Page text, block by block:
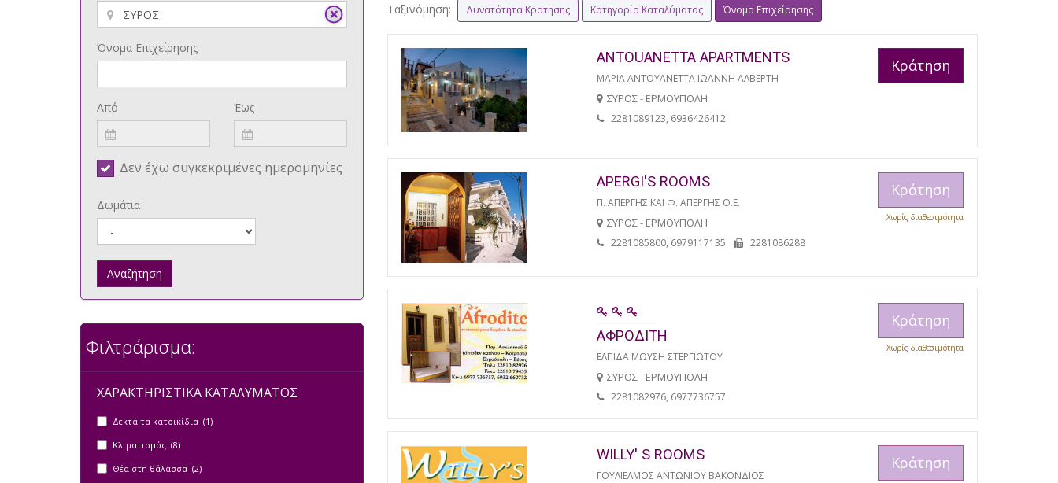
Όνομα Επιχείρησης
Από Έως
Δεν έχω συγκεκριμένες ημερομηνίες
Δωμάτια
Αναζήτηση
Φιλτράρισμα:
ΧΑΡΑΚΤΗΡΙΣΤΙΚΑ ΚΑΤΑΛΥΜΑΤΟΣ
Δεκτά τα κατοικίδια (1)
Κλιματισμός (8)
Θέα στη θάλασσα (2)
Ταξινόμηση: Δυνατότητα Κρατησης Κατηγορία Καταλύματος Όνομα Επιχείρησης
ANTOUANETTA APARTMENTS
ΜΑΡΙΑ ΑΝΤΟΥΑΝΕΤΤΑ ΙΩΑΝΝΗ ΑΛΒΕΡΤΗ
ΣΥΡΟΣ - ΕΡΜΟΥΠΟΛΗ
2281089123, 6936426412
Κράτηση
APERGI'S ROOMS
Π. ΑΠΕΡΓΗΣ ΚΑΙ Φ. ΑΠΕΡΓΗΣ Ο.Ε.
ΣΥΡΟΣ - ΕΡΜΟΥΠΟΛΗ
2281085800, 6979117135 2281086288
Κράτηση
Χωρίς διαθεσιμότητα
ΑΦΡΟΔΙΤΗ
ΕΛΠΙΔΑ ΜΩΥΣΗ ΣΤΕΡΓΙΩΤΟΥ
ΣΥΡΟΣ - ΕΡΜΟΥΠΟΛΗ
2281082976, 6977736757
Κράτηση
Χωρίς διαθεσιμότητα
WILLY' S ROOMS
ΓΟΥΛΙΕΛΜΟΣ ΑΝΤΩΝΙΟΥ ΒΑΚΟΝΔΙΟΣ
Κράτηση